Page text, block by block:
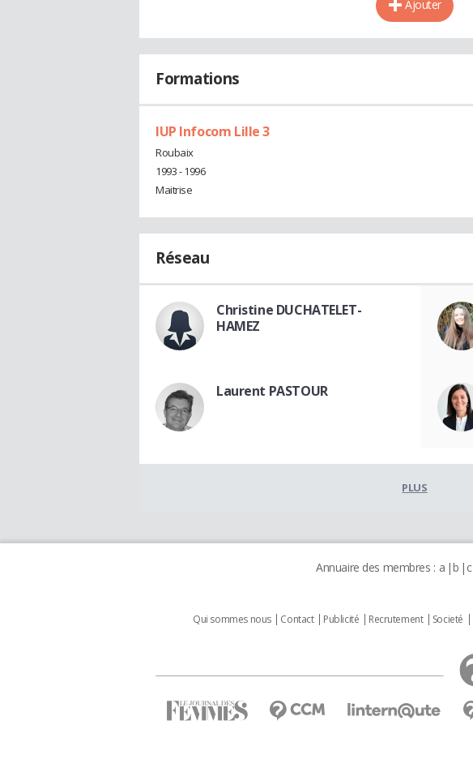
Ajouter
Formations
IUP Infocom Lille 3
Roubaix
1993 - 1996
Maitrise
Réseau
Christine DUCHATELET-
HAMEZ
Laurent PASTOUR
PLUS
Annuaire des membres : a b c
Qui sommes nous Contact Publicité Recrutement Societé